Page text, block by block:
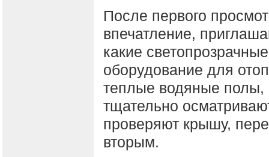
После первого
впечатление,
какие
оборудование для
теплые водяные полы,
тщательно
проверяют крышу,
вторым.